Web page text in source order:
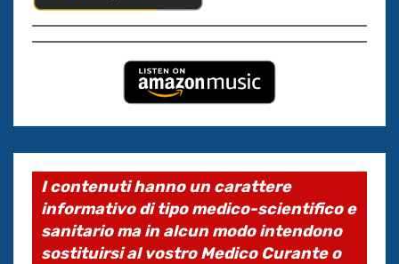
I contenuti hanno un carattere
informativo di tipo medico-scientifico e
sanitario ma in alcun modo intendono
sostituirsi al vostro Medico Curante o